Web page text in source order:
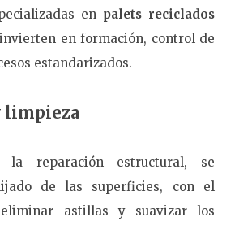
en palets reciclados
en formación, control de
estandarizados.
limpieza
la reparación estructural, se
de las superficies, con el
astillas y suavizar los